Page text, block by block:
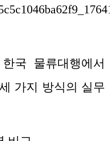
한국 물류대행에서
가지 방식의 실무